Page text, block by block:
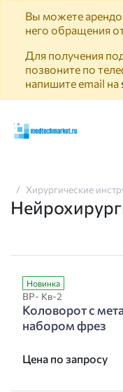
Вы можете
него обращения
Для получения
позвоните по
напишите email на
Хирургические
Новинка
ВР- Кв-2
Коловорот с
набором фрез
Цена по запросу